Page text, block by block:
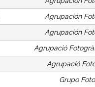
Agrupación
Agrupación
Agrupació
Agrupació
Grupo